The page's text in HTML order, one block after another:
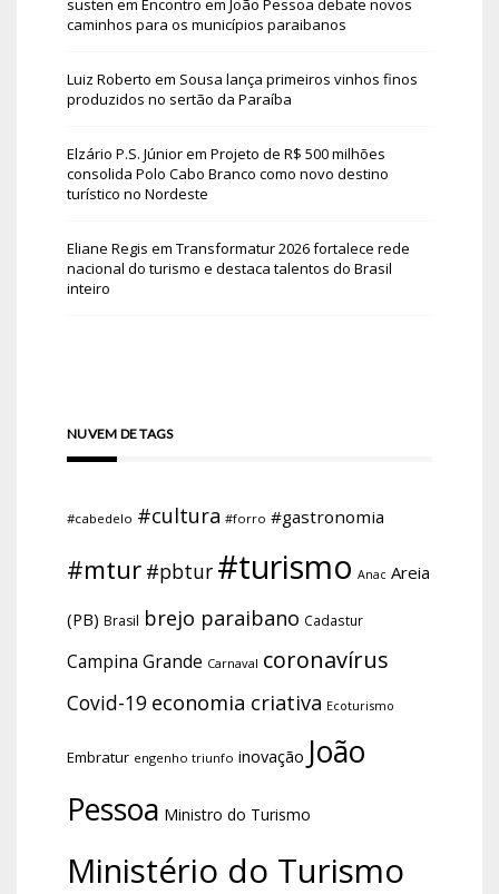
susten em Encontro em João Pessoa debate novos
caminhos para os municípios paraibanos
Luiz Roberto em Sousa lança primeiros vinhos finos
produzidos no sertão da Paraíba
Elzário P.S. Júniorem Projeto de R$ 500 milhões
consolida Polo Cabo Branco como novo destino
turístico no Nordeste
Eliane Regis em Transformatur 2026 fortalece rede
nacional do turismo e destaca talentos do Brasil
inteiro
NUVEM DE TAGS
#cabedelo #cultura #forro #gastronomia
#mtur #pbtur #turismo Anac Areia
(PB) Brasil brejo paraibano Cadastur
Campina Grande Carnaval coronavírus
Covid-19 economia criativa Ecoturismo
Embratur engenho triunfo inovação João
Pessoa Ministro do Turismo
Ministério do Turismo